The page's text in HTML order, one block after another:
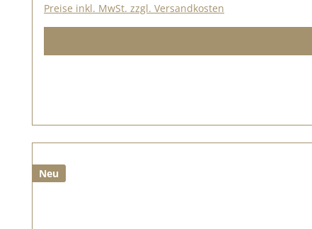
Preise inkl. MwSt. zzgl. Versandkosten
Neu